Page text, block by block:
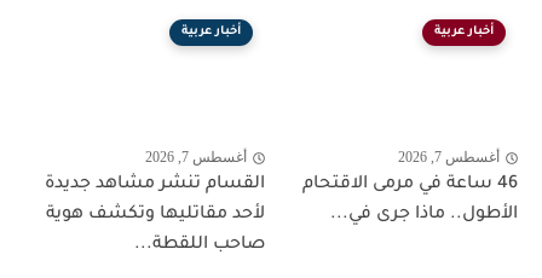
أخبار عربية
أغسطس 7, 2026
46 ساعة في مرمى الاقتحام
الأطول.. ماذا جرى في...
أخبار عربية
أغسطس 7, 2026
القسام تنشر مشاهد جديدة
لأحد مقاتليها وتكشف هوية
صاحب اللقطة...